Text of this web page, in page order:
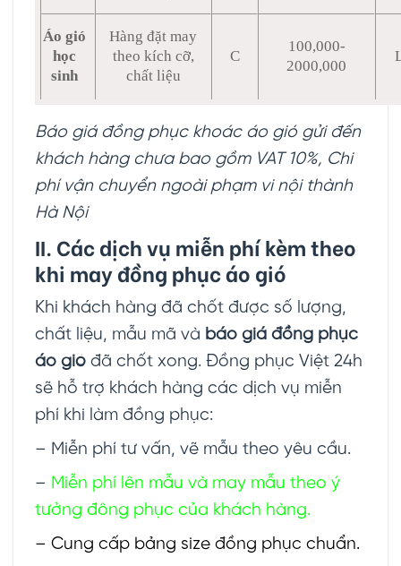
Áo gió
học
sinh
Hàng đặt may
theo kích cỡ,
chất liệu
C
100,000-
2000,000
Báo giá đồng phục khoác áo gió gửi đến
khách hàng chưa bao gồm VAT 10%, Chi
phí vận chuyển ngoài phạm vi nội thành
Hà Nội
II. Các dịch vụ miễn phí kèm theo
khi may đồng phục áo gió
Khi khách hàng đã chốt được số lượng,
chất liệu, mẫu mã và báo giá đồng phục
áo gió đã chốt xong. Đồng phục Việt 24h
sẽ hỗ trợ khách hàng các dịch vụ miễn
phí khi làm đồng phục:
– Miễn phí tư vấn, vẽ mẫu theo yêu cầu.
– Miễn phí lên mẫu và may mẫu theo ý
tưởng đông phục của khách hàng.
– Cung cấp bảng size đồng phục chuẩn.